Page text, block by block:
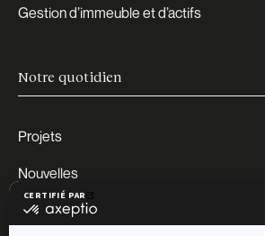
Gestion d’immeuble et d’actifs
Notre quotidien
Projets
Nouvelles
Carrières